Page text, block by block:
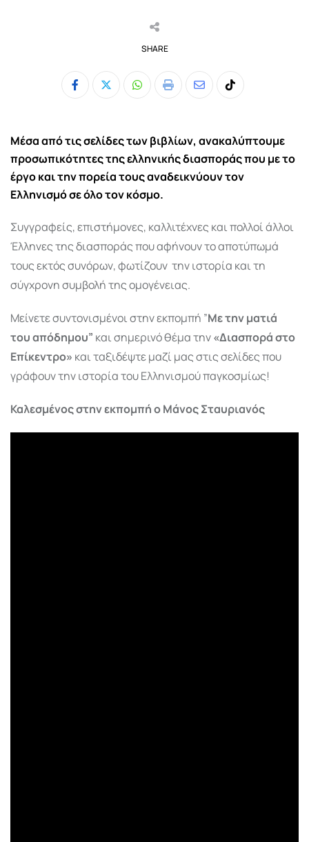
SHARE
Whatsapp
Print
ShareTiktok
Μέσα από τις σελίδες των βιβλίων, ανακαλύπτουμε
προσωπικότητες της ελληνικής διασποράς που με το
έργο και την πορεία τους αναδεικνύουν τον
Ελληνισμό σε όλο τον κόσμο.
Συγγραφείς, επιστήμονες, καλλιτέχνες και πολλοί άλλοι
Έλληνες της διασποράς που αφήνουν το αποτύπωμά
τους εκτός συνόρων, φωτίζουν την ιστορία και τη
σύγχρονη συμβολή της ομογένειας.
Μείνετε συντονισμένοι στην εκπομπή ”Με την ματιά
του απόδημου” και σημερινό θέμα την«Διασπορά στο
Επίκεντρο» και ταξιδέψτε μαζί μας στις σελίδες που
γράφουν την ιστορία του Ελληνισμού παγκοσμίως!
Καλεσμένος στην εκπομπή ο Μάνος Σταυριανός